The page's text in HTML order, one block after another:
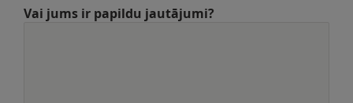
Vai jums ir papildu jautājumi?